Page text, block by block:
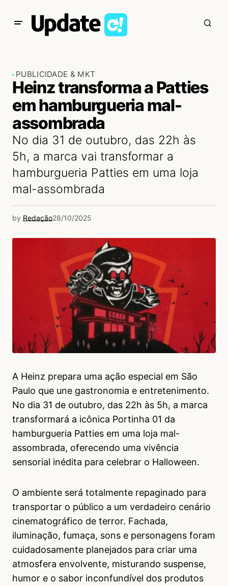
PUBLICIDADE & MKT
Heinz transforma a Patties
em hamburgueria mal-
assombrada
No dia 31 de outubro, das 22h às
5h, a marca vai transformar a
hamburgueria Patties em uma loja
mal-assombrada
by Redação28/10/2025
A Heinz prepara uma ação especial em São
Paulo que une gastronomia e entretenimento.
No dia 31 de outubro, das 22h às 5h, a marca
transformará a icônica Portinha 01 da
hamburgueria Patties em uma loja mal-
assombrada, oferecendo uma vivência
sensorial inédita para celebrar o Halloween.
O ambiente será totalmente repaginado para
transportar o público a um verdadeiro cenário
cinematográfico de terror. Fachada,
iluminação, fumaça, sons e personagens foram
cuidadosamente planejados para criar uma
atmosfera envolvente, misturando suspense,
humor e o sabor inconfundível dos produtos